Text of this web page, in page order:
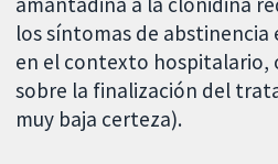
los síntomas de abstinencia
en el contexto hospitalario,
sobre la finalización del
muy baja certeza).